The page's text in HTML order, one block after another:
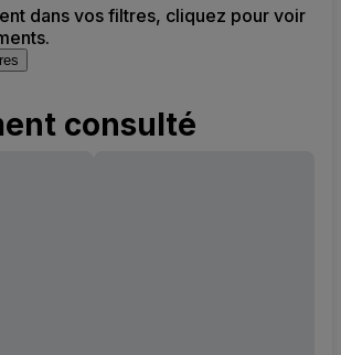
dans vos filtres, cliquez pour voir
consulté